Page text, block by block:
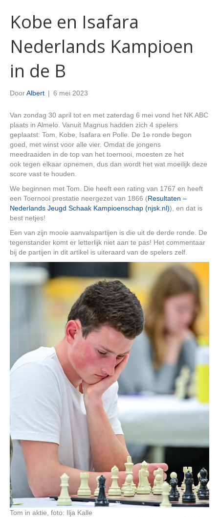
Kobe en Isafara
Nederlands Kampioen
in de B
DoorAlbert | 6 mei 2023
Van zondag 30 april tot en met zaterdag 6 mei vond het NK ABC
plaats in Almelo. Vanuit Magnus hadden zich 4 spelers
geplaatst: Tom, Kobe, Isafara en Polle. De 1e ronde begon
goed, met winst voor alle vier. Omdat de jongens
meedraaiden in de top van het toernooi, moesten ze het
ook tegen elkaar opnemen, dus dan wordt het wat moeilijk deze
score vast te houden.
We beginnen met Tom. Die heeft een rating van 1767 en heeft
een Toernooi prestatie neergezet van 1866 (Resultaten –
Nederlands Jeugd Schaak Kampioenschap (njsk.nl)), en dat is
best netjes!
Een van zijn mooie aanvalspartijen is die uit de derde ronde. De
tegenstander komt er letterlijk niet aan te pas! Het commentaar
bij de partijen in dit artikel is uiteraard van de spelers zelf.
Tom in aktie, foto: Ilja Kalle